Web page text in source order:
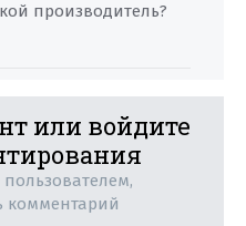
производитель?
или войдите
комментарий